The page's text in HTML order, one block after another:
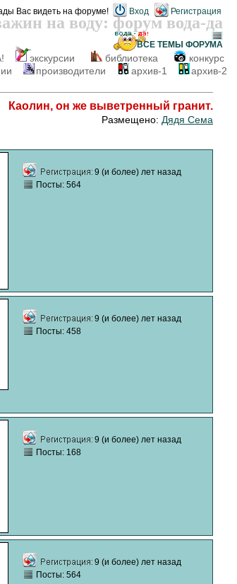
на воду: форум вода-да
Вас видеть на форуме! Вход Регистрация
экскурсии библиотека
конкурс
производители архив-1 архив-2
ВСЕ ТЕМЫ ФОРУМА
Каолин, он же выветренный гранит.
Размещено: Дядя Сема
9 (и более) лет назад
Посты: 564
9 (и более) лет назад
Посты: 458
9 (и более) лет назад
Посты: 168
9 (и более) лет назад
Посты: 564